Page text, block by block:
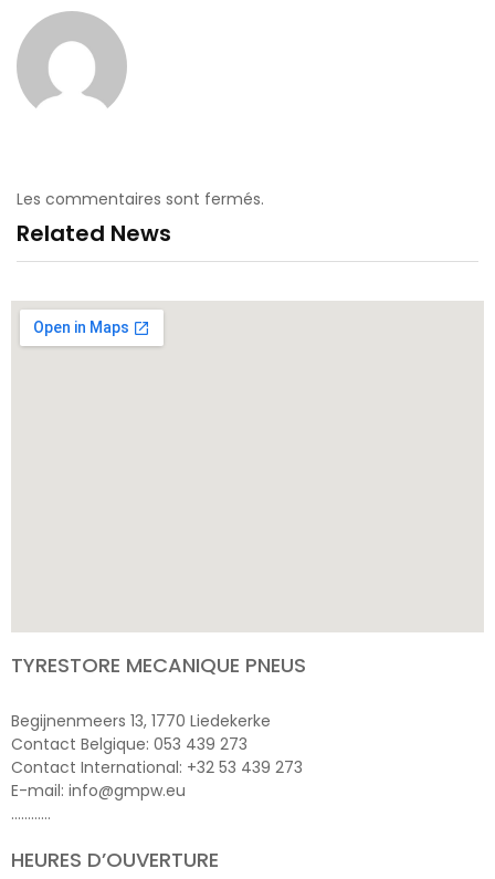
Les commentaires sont fermés.
Related News
TYRESTORE MECANIQUE PNEUS
Begijnenmeers 13, 1770 Liedekerke
Contact Belgique: 053 439 273
Contact International: +32 53 439 273
E-mail: info@gmpw.eu
…………
HEURES D’OUVERTURE